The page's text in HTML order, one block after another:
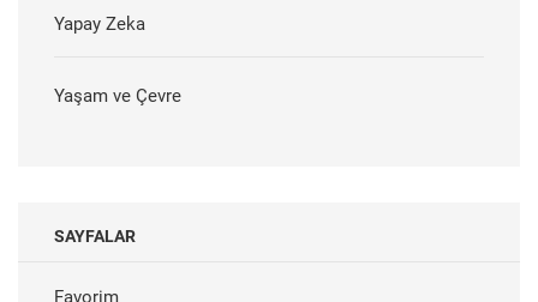
Yapay Zeka
Yaşam ve Çevre
SAYFALAR
Favorim